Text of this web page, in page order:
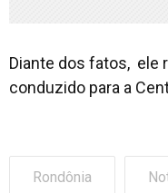
Diante dos fatos, ele
conduzido para a
Rondônia